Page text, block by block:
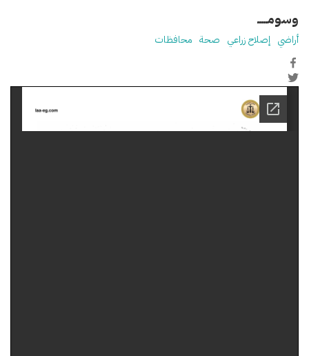
وسومـــــ
أراضي إصلاح زراعي صحة محافظات